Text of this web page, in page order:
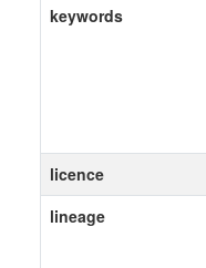
keywords
licence
lineage